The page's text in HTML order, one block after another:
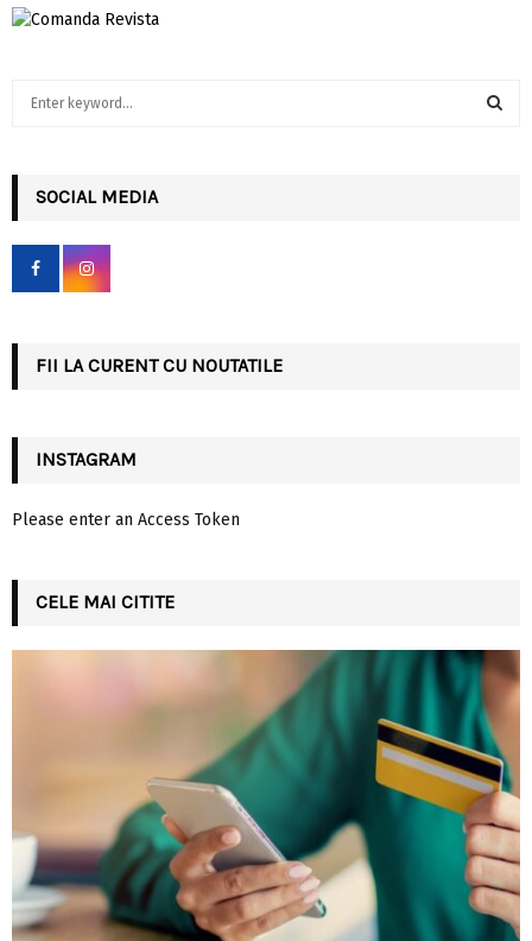
h
f
r
SOCIAL MEDIA
FII LA CURENT CU NOUTATILE
INSTAGRAM
Please enter an Access Token
CELE MAI CITITE